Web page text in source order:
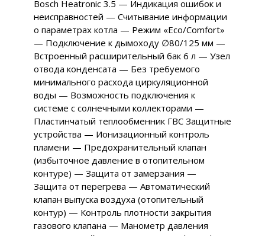
Bosch Heatronic 3.5 — Индикация ошибок и
неисправностей — Считывание информации
о параметрах котла — Режим «Eco/Comfort»
— Подключение к дымоходу ∅80/125 мм —
Встроенный расширительный бак 6 л — Узел
отвода конденсата — Без требуемого
минимального расхода циркуляционной
воды — Возможность подключения к
системе с солнечными коллекторами —
Пластинчатый теплообменник ГВС Защитные
устройства — Ионизационный контроль
пламени — Предохранительный клапан
(избыточное давление в отопительном
контуре) — Защита от замерзания —
Защита от перегрева — Автоматический
клапан выпуска воздуха (отопительный
контур) — Контроль плотности закрытия
газового клапана — Манометр давления